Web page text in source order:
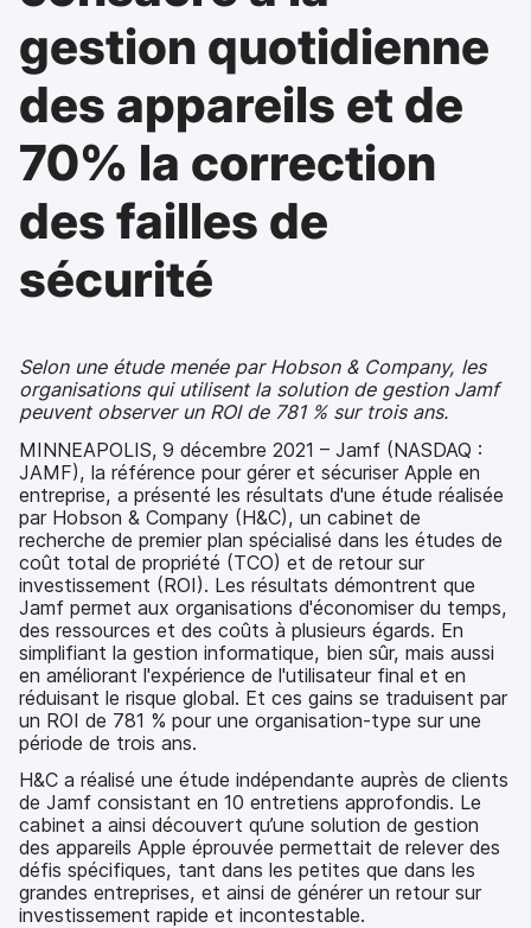
l
gestion quotidienne
des appareils et de
70% la correction
des failles de
sécurité
Selon une étude menée par Hobson & Company, les
organisations qui utilisent la solution de gestion Jamf
peuvent observer un ROI de 781 % sur trois ans.
MINNEAPOLIS, 9 décembre 2021 – Jamf (NASDAQ :
JAMF), la référence pour gérer et sécuriser Apple en
entreprise, a présenté les résultats d'une étude réalisée
par Hobson & Company (H&C), un cabinet de
recherche de premier plan spécialisé dans les études de
coût total de propriété (TCO) et de retour sur
investissement (ROI). Les résultats démontrent que
Jamf permet aux organisations d'économiser du temps,
des ressources et des coûts à plusieurs égards. En
simplifiant la gestion informatique, bien sûr, mais aussi
en améliorant l'expérience de l'utilisateur final et en
réduisant le risque global. Et ces gains se traduisent par
un ROI de 781 % pour une organisation-type sur une
période de trois ans.
H&C a réalisé une étude indépendante auprès de clients
de Jamf consistant en 10 entretiens approfondis. Le
cabinet a ainsi découvert qu’une solution de gestion
des appareils Apple éprouvée permettait de relever des
défis spécifiques, tant dans les petites que dans les
grandes entreprises, et ainsi de générer un retour sur
investissement rapide et incontestable.